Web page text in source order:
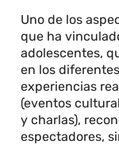
Uno de los
que ha
adolescentes,
en los
experiencias
(eventos
y charlas),
espectadores,